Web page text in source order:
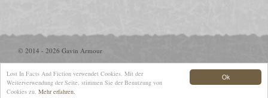
Ok
Lost In Facts And Fiction verwendet Cookies. Mit der
Weiterverwendung der Seite, stimmen Sie der Benutzung von
Cookies zu. Mehr erfahren.
© 2014 - 2026 Gavin Armour